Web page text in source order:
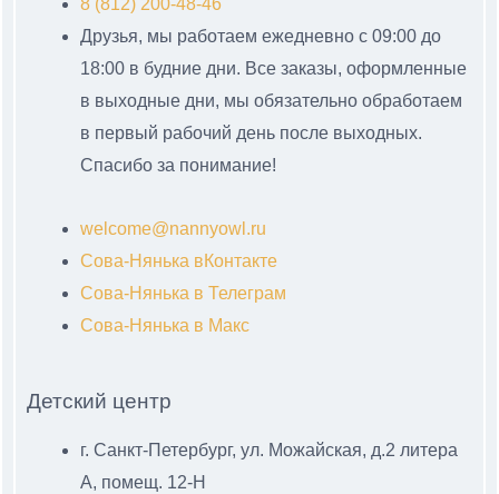
8 (812) 200-48-46
Друзья, мы работаем ежедневно с 09:00 до
18:00 в будние дни. Все заказы, оформленные
в выходные дни, мы обязательно обработаем
в первый рабочий день после выходных.
Спасибо за понимание!
welcome@nannyowl.ru
Сова-Нянька вКонтакте
Сова-Нянька в Телеграм
Сова-Нянька в Макс
Детский центр
г. Санкт-Петербург, ул. Можайская, д.2 литера
А, помещ. 12-Н